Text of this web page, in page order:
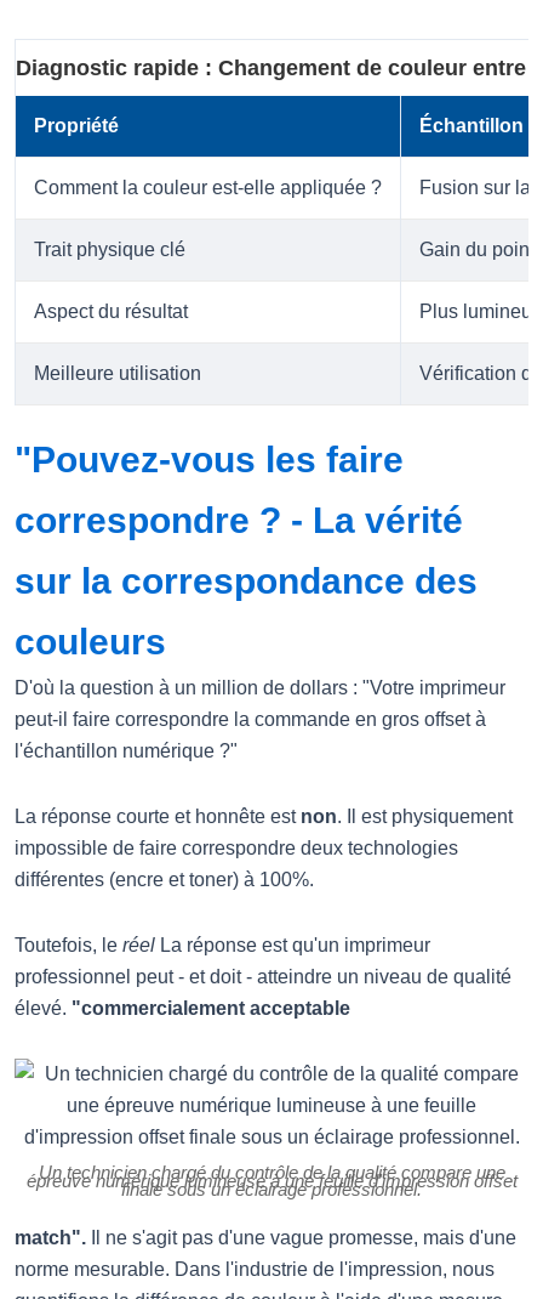
Diagnostic rapide : Changement de couleur entre
Propriété Échantillon
Comment la couleur est-elle appliquée ? Fusion sur la
Trait physique clé Gain du point
Aspect du résultat Plus
Meilleure utilisation Vérification
"Pouvez-vous les faire
correspondre ? - La vérité
sur la correspondance des
couleurs
D'où la question à un million de dollars : "Votre imprimeur
peut-il faire correspondre la commande en gros offset à
l'échantillon numérique ?"
La réponse courte et honnête est non. Il est physiquement
impossible de faire correspondre deux technologies
différentes (encre et toner) à 100%.
Toutefois, le réel La réponse est qu'un imprimeur
professionnel peut - et doit - atteindre un niveau de qualité
élevé. "commercialement acceptable
Un technicien chargé du contrôle de la qualité compare une
épreuve numérique lumineuse à une feuille d'impression offset
finale sous un éclairage professionnel.
match". Il ne s'agit pas d'une vague promesse, mais d'une
norme mesurable. Dans l'industrie de l'impression, nous